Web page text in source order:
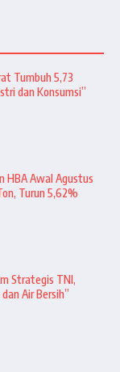
Tumbuh 5,73
dan Konsumsi”
HBA Awal Agustus
Turun 5,62%
Strategis TNI,
Air Bersih”